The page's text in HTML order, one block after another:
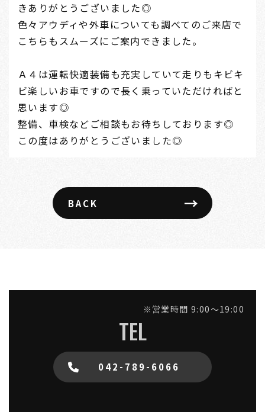
きありがとうございました◎
色々アウディや外車についても調べてのご来店で
こちらもスムーズにご案内できました。
Ａ４は運転快適装備も充実していて走りもキビキ
ビ楽しいお車ですので長く乗っていただければと
思います◎
整備、車検などご相談もお待ちしております◎
この度はありがとうございました◎
BACK →
※営業時間 9:00～19:00
TEL
042-789-6066